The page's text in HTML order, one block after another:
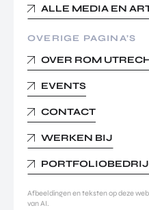
ALLE MEDIA EN
OVERIGE PAGINA’S
OVER ROM
EVENTS
CONTACT
WERKEN BIJ
Afbeeldingen en teksten op deze
van AI.